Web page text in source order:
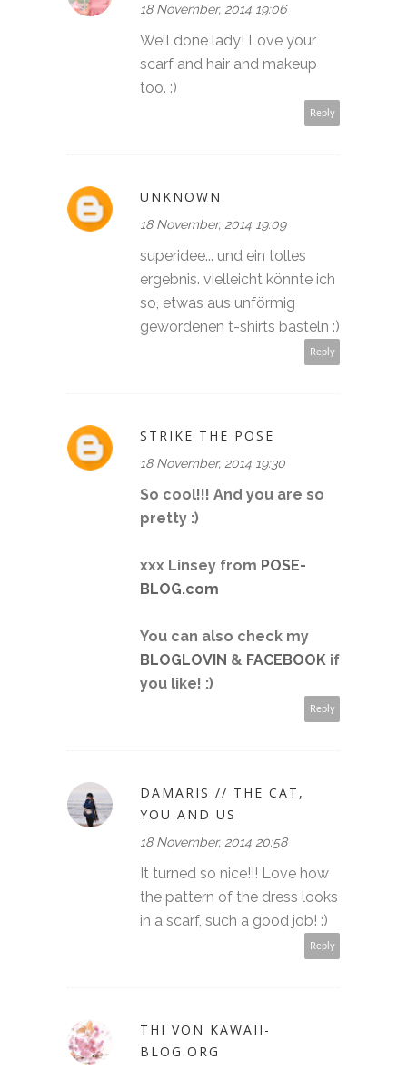
18 November, 2014 19:06
Well done lady! Love your
scarf and hair and makeup
too. :)
Reply
UNKNOWN
18 November, 2014 19:09
superidee... und ein tolles
ergebnis. vielleicht könnte ich
so, etwas aus unförmig
gewordenen t-shirts basteln :)
Reply
STRIKE THE POSE
18 November, 2014 19:30
So cool!!! And you are so
pretty :)
xxx Linsey from POSE-
BLOG.com
You can also check my
BLOGLOVIN & FACEBOOK if
you like! :)
Reply
DAMARIS // THE CAT,
YOU AND US
18 November, 2014 20:58
It turned so nice!!! Love how
the pattern of the dress looks
in a scarf, such a good job! :)
Reply
THI VON KAWAII-
BLOG.ORG